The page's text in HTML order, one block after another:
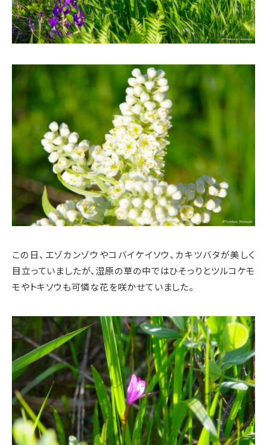
この日、エゾカンゾウやコバイケイソウ、カキツバタが美しく
目立っていましたが、湿原の草の中ではひそっりとツルコケモ
モやトキソウも可憐な花を咲かせていました。